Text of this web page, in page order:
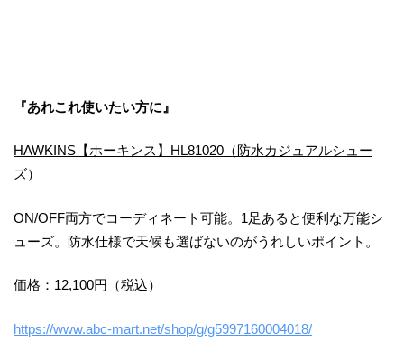
『あれこれ使いたい方に』
HAWKINS【ホーキンス】HL81020（防水カジュアルシュー
ズ）
ON/OFF両方でコーディネート可能。1足あると便利な万能シ
ューズ。防水仕様で天候も選ばないのがうれしいポイント。
価格：12,100円（税込）
https://www.abc-mart.net/shop/g/g5997160004018/